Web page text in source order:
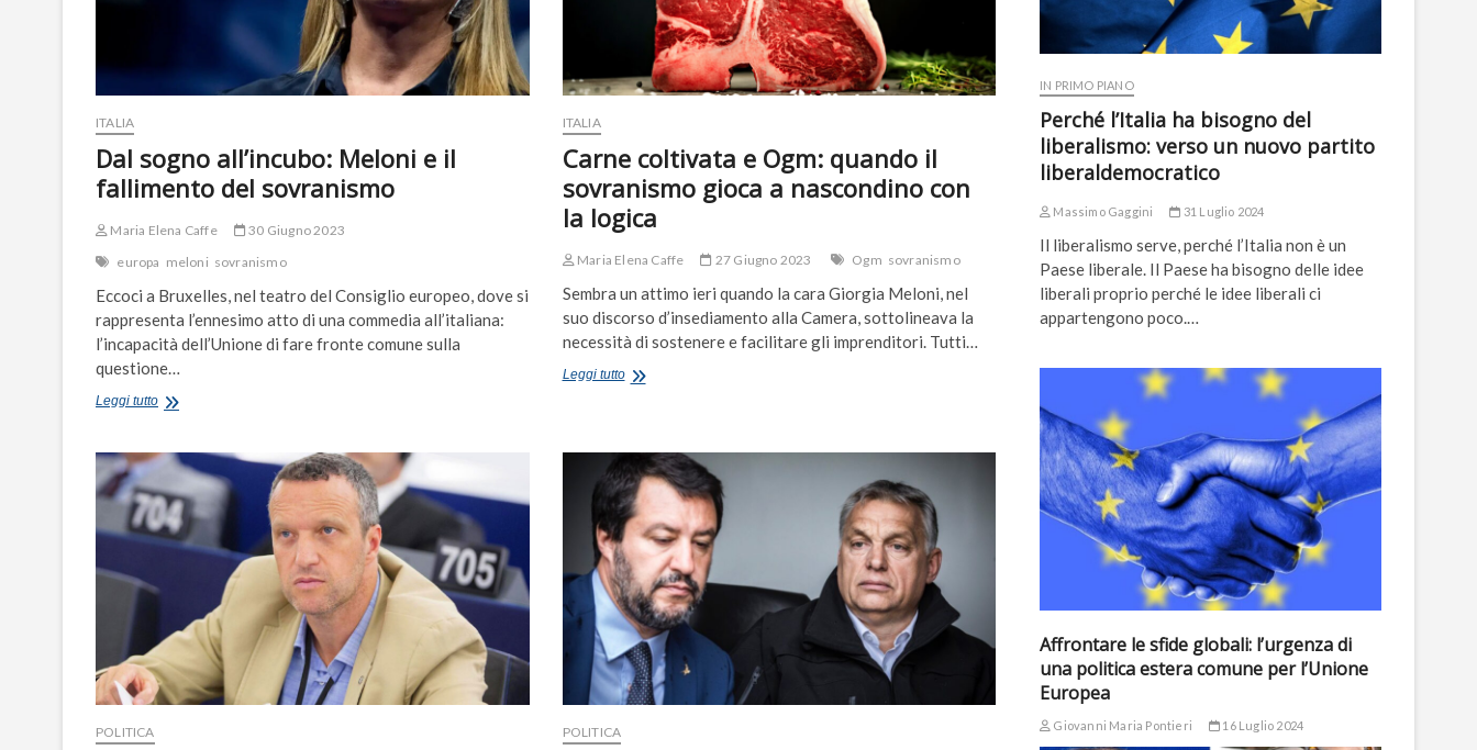
ITALIA
Dal sogno all’incubo: Meloni e il
fallimento del sovranismo
Maria Elena Caffe
30 Giugno 2023
europa meloni sovranismo
Eccoci a Bruxelles, nel teatro del Consiglio europeo, dove si
rappresenta l’ennesimo atto di una commedia all’italiana:
l’incapacità dell’Unione di fare fronte comune sulla
questione…
Leggi tuttoDal
Meloni
il
fallimento
del
sovranismo
ITALIA
Carne coltivata e Ogm: quando il
sovranismo gioca a nascondino con
la logica
Maria Elena Caffe 27 Giugno 2023 Ogm sovranismo
Sembra un attimo ieri quando la cara Giorgia Meloni, nel
suo discorso d’insediamento alla Camera, sottolineava la
necessità di sostenere e facilitare gli imprenditori. Tutti…
Leggi tuttoCarne
quando
il
sovranismo
gioca
a
nascondino
con
la
logica
POLITICA POLITICA
IN PRIMO PIANO
Perché l’Italia ha bisogno del
liberalismo: verso un nuovo partito
liberaldemocratico
Massimo Gaggini 31 Luglio 2024
Il liberalismo serve, perché l’Italia non è un
Paese liberale. Il Paese ha bisogno delle idee
liberali proprio perché le idee liberali ci
appartengono poco.…
Affrontare le sfide globali: l’urgenza di
una politica estera comune per l’Unione
Europea
Giovanni Maria Pontieri 16 Luglio 2024